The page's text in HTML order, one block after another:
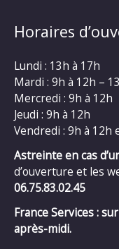
Horaires
Lundi : 13h à 17h
Mardi : 9h à 12h –
Mercredi : 9h à 12h
Jeudi : 9h à 12h
Vendredi : 9h à 12h
Astreinte en cas
d’ouverture et les
06.75.83.02.45
France Services :
après-midi.